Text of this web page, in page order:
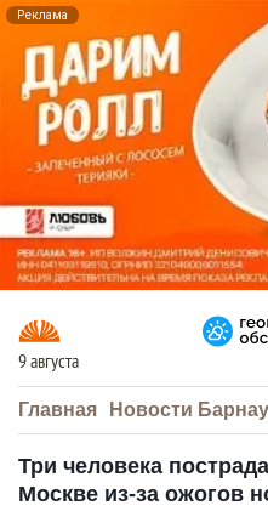
Реклама
9 августа
Главная Новости
Три человека
Москве из-за ожогов